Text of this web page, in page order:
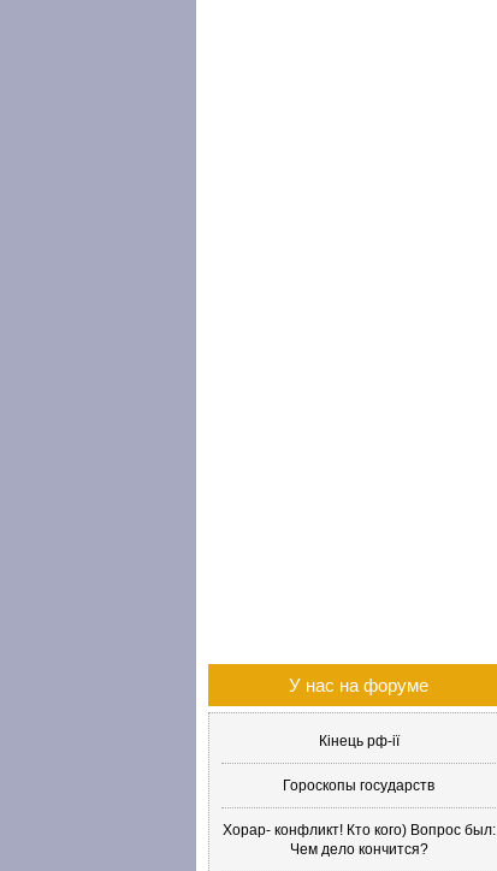
У нас на форуме
Кінець рф-ії
Гороскопы государств
Хорар- конфликт! Кто кого) Вопрос был:
Чем дело кончится?